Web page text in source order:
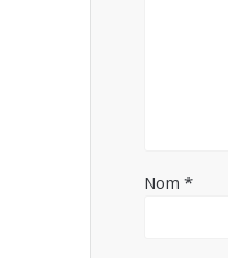
Nom*